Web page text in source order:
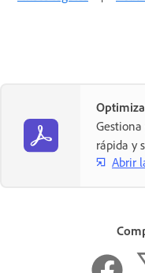
rápida y
Abrir